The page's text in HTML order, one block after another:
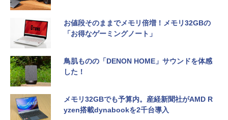
お値段そのままでメモリ倍増！メモリ32GBの
「お得なゲーミングノート」
鳥肌ものの「DENON HOME」サウンドを体感
した！
メモリ32GBでも予算内。産経新聞社がAMD R
yzen搭載dynabookを2千台導入